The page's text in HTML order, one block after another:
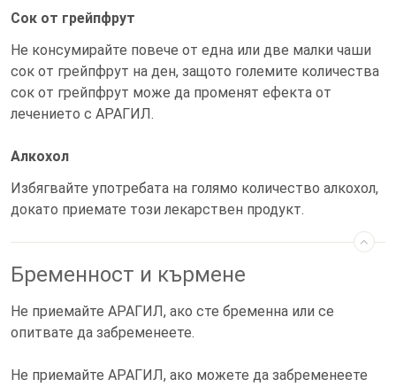
Сок от грейпфрут
Не консумирайте повече от една или две малки чаши
сок от грейпфрут на ден, защото големите количества
сок от грейпфрут може да променят ефекта от
лечението с АРАГИЛ.
Алкохол
Избягвайте употребата на голямо количество алкохол,
докато приемате този лекарствен продукт.
Бременност и кърмене
Не приемайте АРАГИЛ, ако сте бременна или се
опитвате да забременеете.
Не приемайте АРАГИЛ, ако можете да забременеете